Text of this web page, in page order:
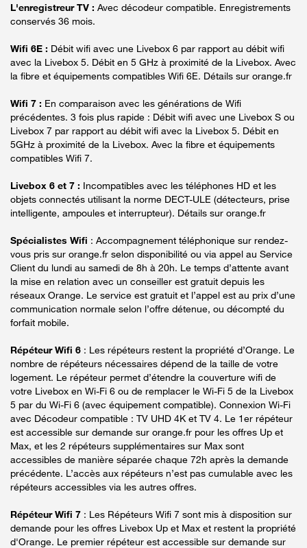
L'enregistreur TV : Avec décodeur compatible. Enregistrements
conservés 36 mois.
Wifi 6E : Débit wifi avec une Livebox 6 par rapport au débit wifi
avec la Livebox 5. Débit en 5 GHz à proximité de la Livebox. Avec
la fibre et équipements compatibles Wifi 6E. Détails sur orange.fr
Wifi 7 : En comparaison avec les générations de Wifi
précédentes. 3 fois plus rapide : Débit wifi avec une Livebox S ou
Livebox 7 par rapport au débit wifi avec la Livebox 5. Débit en
5GHz à proximité de la Livebox. Avec la fibre et équipements
compatibles Wifi 7.
Livebox 6 et 7 : Incompatibles avec les téléphones HD et les
objets connectés utilisant la norme DECT-ULE (détecteurs, prise
intelligente, ampoules et interrupteur). Détails sur orange.fr
Spécialistes Wifi : Accompagnement téléphonique sur rendez-
vous pris sur orange.fr selon disponibilité ou via appel au Service
Client du lundi au samedi de 8h à 20h. Le temps d’attente avant
la mise en relation avec un conseiller est gratuit depuis les
réseaux Orange. Le service est gratuit et l’appel est au prix d’une
communication normale selon l’offre détenue, ou décompté du
forfait mobile.
Répéteur Wifi 6 : Les répéteurs restent la propriété d’Orange. Le
nombre de répéteurs nécessaires dépend de la taille de votre
logement. Le répéteur permet d’étendre la couverture wifi de
votre Livebox en Wi-Fi 6 ou de remplacer le Wi-Fi 5 de la Livebox
5 par du Wi-Fi 6 (avec équipement compatible). Connexion Wi-Fi
avec Décodeur compatible : TV UHD 4K et TV 4. Le 1er répéteur
est accessible sur demande sur orange.fr pour les offres Up et
Max, et les 2 répéteurs supplémentaires sur Max sont
accessibles de manière séparée chaque 72h après la demande
précédente. L’accès aux répéteurs n’est pas cumulable avec les
répéteurs accessibles via les autres offres.
Répéteur Wifi 7 : Les Répéteurs Wifi 7 sont mis à disposition sur
demande pour les offres Livebox Up et Max et restent la propriété
d'Orange. Le premier répéteur est accessible sur demande sur